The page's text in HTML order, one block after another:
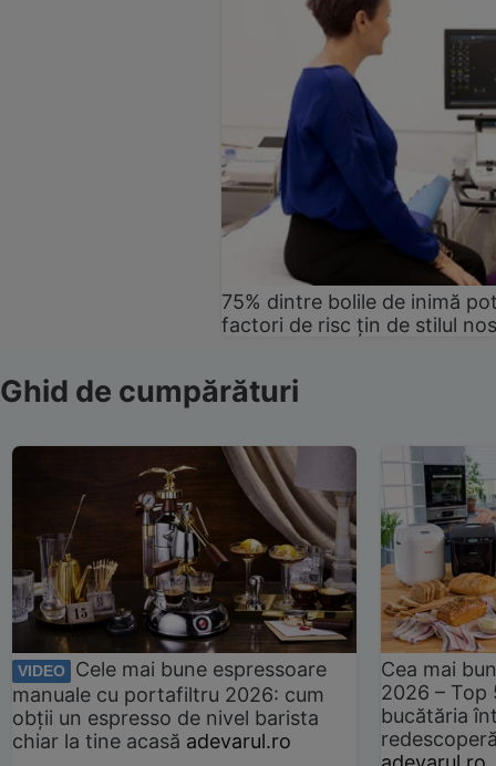
75% dintre bolile de inimă
factori de risc țin de stilul
Ghid de cumpărături
VIDEO
Cele mai bune espressoare
manuale cu portafiltru 2026: cum
obții un espresso de nivel barista
chiar la tine acasă adevarul.ro
Cea mai
2026 –
bucătăria